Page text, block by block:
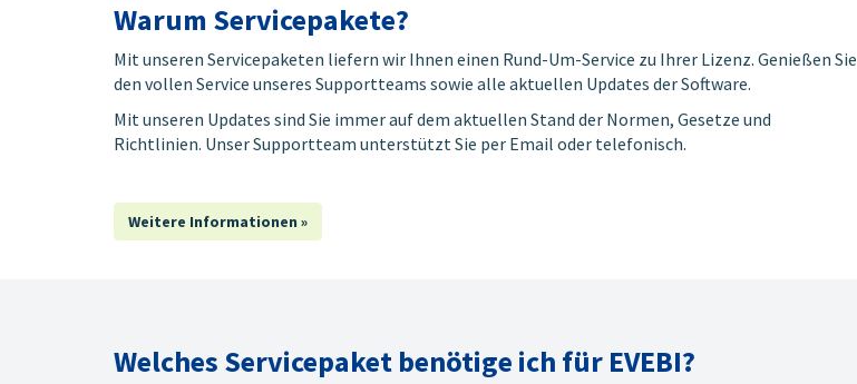
Warum Servicepakete?
Mit unseren Servicepaketen liefern wir Ihnen einen Rund-Um-Service zu Ihrer Lizenz. Genießen Sie
den vollen Service unseres Supportteams sowie alle aktuellen Updates der Software.
Mit unseren Updates sind Sie immer auf dem aktuellen Stand der Normen, Gesetze und
Richtlinien. Unser Supportteam unterstützt Sie per Email oder telefonisch.
Weitere Informationen »
Welches Servicepaket benötige ich für EVEBI?